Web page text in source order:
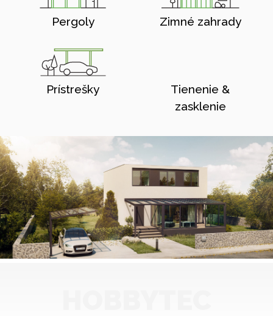
Pergoly Zimné zahrady
Prístrešky
Tienenie &
zasklenie